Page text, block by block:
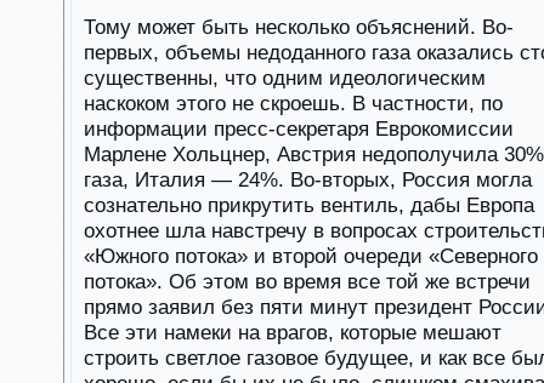
Тому может быть несколько объяснений. Во-
первых, объемы недоданного газа оказались
существенны, что одним идеологическим
наскоком этого не скроешь. В частности, по
информации пресс-секретаря Еврокомиссии
Марлене Хольцнер, Австрия недополучила 30%
газа, Италия — 24%. Во-вторых, Россия могла
сознательно прикрутить вентиль, дабы Европа
охотнее шла навстречу в вопросах
«Южного потока» и второй очереди «Северного
потока». Об этом во время все той же встречи
прямо заявил без пяти минут президент
Все эти намеки на врагов, которые мешают
строить светлое газовое будущее, и как все